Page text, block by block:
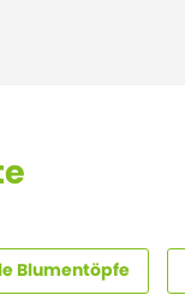
Blumentöpfe